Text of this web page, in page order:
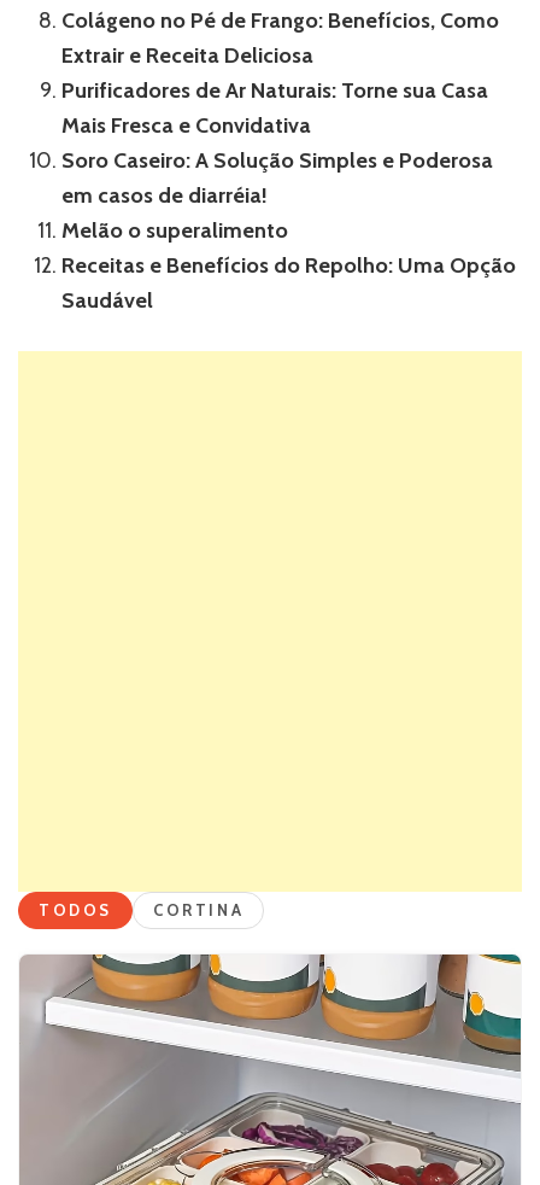
Colágeno no Pé de Frango: Benefícios, Como
Extrair e Receita Deliciosa
Purificadores de Ar Naturais: Torne sua Casa
Mais Fresca e Convidativa
Soro Caseiro: A Solução Simples e Poderosa
em casos de diarréia!
Melão o superalimento
Receitas e Benefícios do Repolho: Uma Opção
Saudável
TODOS CORTINA